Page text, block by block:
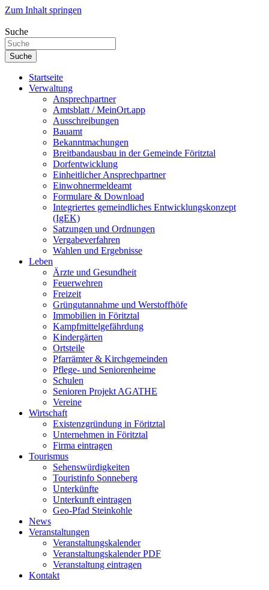
Zum Inhalt springen
Suche
Suche
Startseite
Verwaltung
Ansprechpartner
Amtsblatt / MeinOrt.app
Ausschreibungen
Bauamt
Bekanntmachungen
Breitbandausbau in der Gemeinde Föritztal
Dorfentwicklung
Einheitlicher Ansprechpartner
Einwohnermeldeamt
Formulare & Download
Integriertes gemeindliches Entwicklungskonzept
(IgEK)
Satzungen und Ordnungen
Vergabeverfahren
Wahlen und Ergebnisse
Leben
Ärzte und Gesundheit
Feuerwehren
Freizeit
Grüngutannahme und Werstoffhöfe
Immobilien in Föritztal
Kampfmittelgefährdung
Kindergärten
Ortsteile
Pfarrämter & Kirchgemeinden
Pflege- und Seniorenheime
Schulen
Senioren Projekt AGATHE
Vereine
Wirtschaft
Existenzgründung in Föritztal
Unternehmen in Föritztal
Firma eintragen
Tourismus
Sehenswürdigkeiten
Touristinfo Sonneberg
Unterkünfte
Unterkunft eintragen
Geo-Pfad Steinkohle
News
Veranstaltungen
Veranstaltungskalender
Veranstaltungskalender PDF
Veranstaltung eintragen
Kontakt